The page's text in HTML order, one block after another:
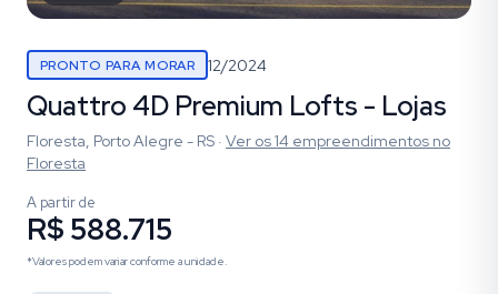
PRONTO PARA MORAR 12/2024
Quattro 4D Premium Lofts - Lojas
Floresta, Porto Alegre - RS · Ver os14 empreendimentos no
Floresta
A partir de
R$ 588.715
*Valores podem variar conforme a unidade.